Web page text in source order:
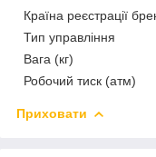
Країна реєстрації
Тип управління
Вага (кг)
Робочий тиск (атм)
Приховати